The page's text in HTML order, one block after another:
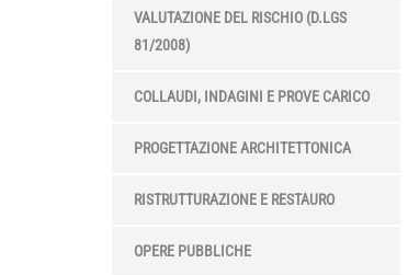
VALUTAZIONE DEL RISCHIO (D.LGS
81/2008)
COLLAUDI, INDAGINI E PROVE CARICO
PROGETTAZIONE ARCHITETTONICA
RISTRUTTURAZIONE E RESTAURO
OPERE PUBBLICHE